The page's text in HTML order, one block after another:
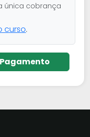
única cobrança
curso.